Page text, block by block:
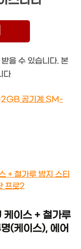
을 수 있습니다. 본
다
공기계 SM-
이스 + 철가루
(케이스), 에어